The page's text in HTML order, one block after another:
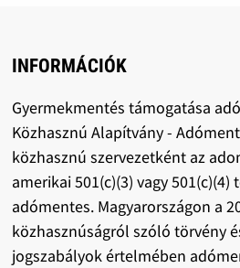
INFORMÁCIÓK
Gyermekmentés támogatása
Közhasznú Alapítvány -
közhasznú szervezetként az
amerikai 501(c)(3) vagy
adómentes. Magyarországon a
közhasznúságról szóló törvény
jogszabályok értelmében